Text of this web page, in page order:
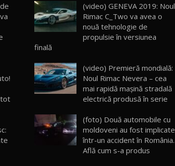
16
(video) GENEVA 2019: Noul
Rimac C_Two va avea o
nouă tehnologie de
propulsie în versiunea
finală
(video) Premieră mondială:
Noul Rimac Nevera – cea
mai rapidă maşină stradală
electrică produsă în serie
(foto) Două automobile cu
moldoveni au fost implicate
într-un accident în România.
Află cum s-a produs